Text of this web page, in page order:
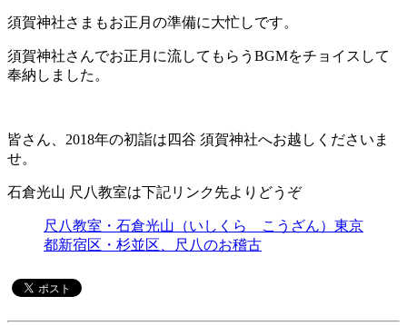
須賀神社さまもお正月の準備に大忙しです。
須賀神社さんでお正月に流してもらうBGMをチョイスして
奉納しました。
皆さん、2018年の初詣は四谷 須賀神社へお越しくださいま
せ。
石倉光山 尺八教室は下記リンク先よりどうぞ
尺八教室・石倉光山（いしくら こうざん）東京
都新宿区・杉並区、尺八のお稽古